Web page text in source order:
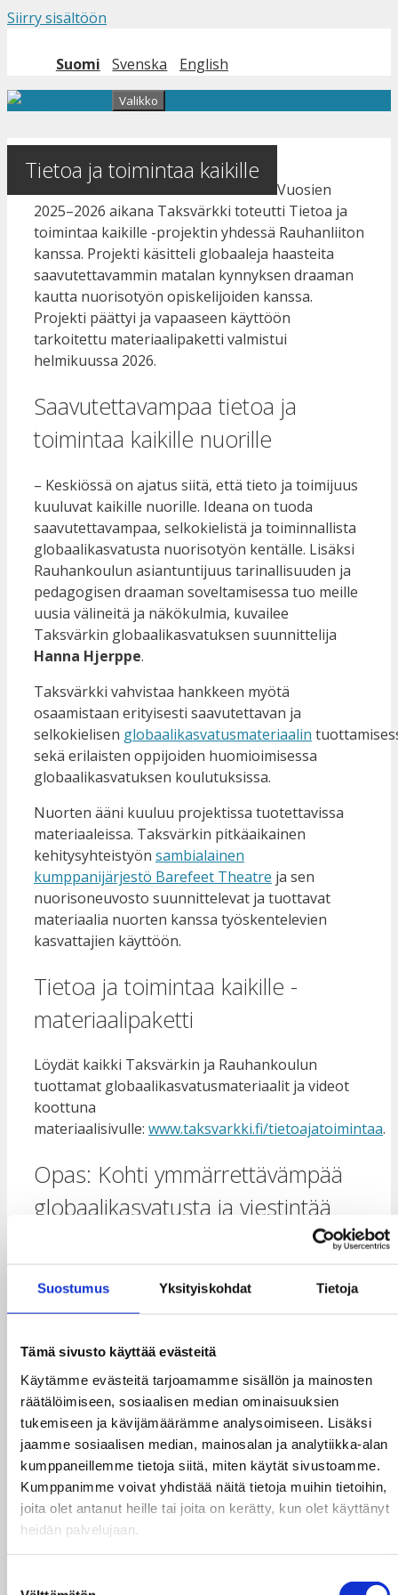
Suostumus Yksityiskohdat Tietoja
Tämä sivusto käyttää evästeitä
Käytämme evästeitä tarjoamamme sisällön ja mainosten
räätälöimiseen, sosiaalisen median ominaisuuksien
tukemiseen ja kävijämäärämme analysoimiseen. Lisäksi
jaamme sosiaalisen median, mainosalan ja analytiikka-alan
kumppaneillemme tietoja siitä, miten käytät sivustoamme.
Kumppanimme voivat yhdistää näitä tietoja muihin tietoihin,
joita olet antanut heille tai joita on kerätty, kun olet käyttänyt
heidän palvelujaan.
Siirry sisältöön
Suomi Svenska English
Valikko
Tietoa ja toimintaa kaikille
Vuosien
2025–2026 aikana Taksvärkki toteutti Tietoa ja
toimintaa kaikille -projektin yhdessä Rauhanliiton
kanssa. Projekti käsitteli globaaleja haasteita
saavutettavammin matalan kynnyksen draaman
kautta nuorisotyön opiskelijoiden kanssa.
Projekti päättyi ja vapaaseen käyttöön
tarkoitettu materiaalipaketti valmistui
helmikuussa 2026.
Saavutettavampaa tietoa ja
toimintaa kaikille nuorille
– Keskiössä on ajatus siitä, että tieto ja toimijuus
kuuluvat kaikille nuorille. Ideana on tuoda
saavutettavampaa, selkokielistä ja toiminnallista
globaalikasvatusta nuorisotyön kentälle. Lisäksi
Rauhankoulun asiantuntijuus tarinallisuuden ja
pedagogisen draaman soveltamisessa tuo meille
uusia välineitä ja näkökulmia, kuvailee
Taksvärkin globaalikasvatuksen suunnittelija
Hanna Hjerppe.
Taksvärkki vahvistaa hankkeen myötä
osaamistaan erityisesti saavutettavan ja
selkokielisen globaalikasvatusmateriaalin
sekä erilaisten oppijoiden huomioimisessa
globaalikasvatuksen koulutuksissa.
Nuorten ääni kuuluu projektissa tuotettavissa
materiaaleissa. Taksvärkin pitkäaikainen
kehitysyhteistyön sambialainen
kumppanijärjestö Barefeet Theatre ja sen
nuorisoneuvosto suunnittelevat ja tuottavat
materiaalia nuorten kanssa työskentelevien
kasvattajien käyttöön.
Tietoa ja toimintaa kaikille -
materiaalipaketti
Löydät kaikki Taksvärkin ja Rauhankoulun
tuottamat globaalikasvatusmateriaalit ja videot
koottuna
materiaalisivulle: www.taksvarkki.fi/tietoajatoimintaa.
Opas: Kohti ymmärrettävämpää
globaalikasvatusta ja viestintää
globaalikasvatukseen ja viestintään. Osana
Connect for Global Change -hankettaFingo
Kohti ymmärrettävämpää globaalikasvatusta ja
viestintää -opason suunnattu kaikille
globaalikasvatusta tekeville ja globaaleista
kestävyyskysymyksistä viestiville. Oppaan
kirjoittaja toimi Tietoa ja toimintaa kaikille -
projektissa globaalikasvatuksen asiantuntijana
Rauhanliitonedustajana.
Tietoa ja toimintaa kaikille -materiaalipaketti